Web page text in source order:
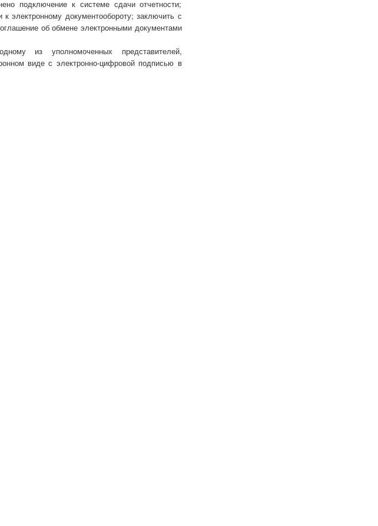
подключение к системе сдачи отчетности;
электронному документообороту; заключить с
об обмене электронными документами
из уполномоченных представителей,
виде с электронно-цифровой подписью в